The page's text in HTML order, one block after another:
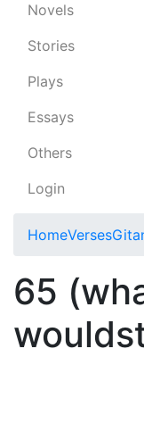
Novels
Stories
Plays
Essays
Others
Login
HomeVerses
65